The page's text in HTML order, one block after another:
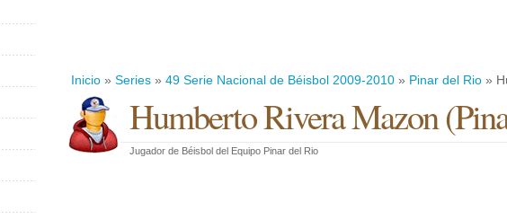
Inicio » Series » 49 Serie Nacional de Béisbol 2009-2010 » Pinar del Rio »
Humberto Rivera Mazon(
Jugador de Béisbol del Equipo Pinar del Rio